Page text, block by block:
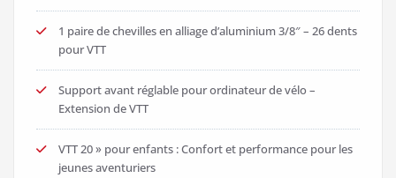
1 paire de chevilles en alliage d’aluminium 3/8″ – 26 dents
pour VTT
Support avant réglable pour ordinateur de vélo –
Extension de VTT
VTT 20 » pour enfants : Confort et performance pour les
jeunes aventuriers